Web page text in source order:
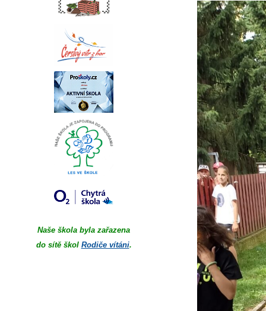
Naše škola byla zařazena
do sítě škol Rodiče vítáni.